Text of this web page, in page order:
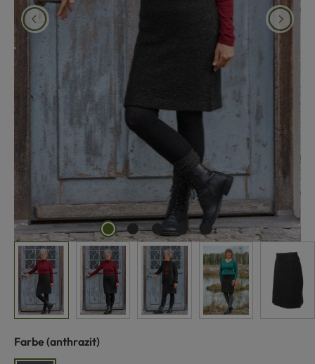
Farbe auswählen
(anthrazit)